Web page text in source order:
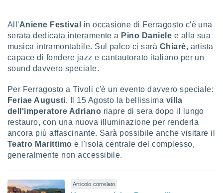
All'Aniene Festival in occasione di Ferragosto c'è una
serata dedicata interamente a Pino Daniele e alla sua
musica intramontabile. Sul palco ci sarà Chiarè, artista
capace di fondere jazz e cantautorato italiano per un
sound davvero speciale.
Per Ferragosto a Tivoli c'è un evento davvero speciale:
Feriae Augusti. Il 15 Agosto la bellissima villa
dell'imperatore Adriano riapre di sera dopo il lungo
restauro, con una nuova illuminazione per renderla
ancora più affascinante. Sarà possibile anche visitare il
Teatro Marittimo e l'isola centrale del complesso,
generalmente non accessibile.
Articolo correlato